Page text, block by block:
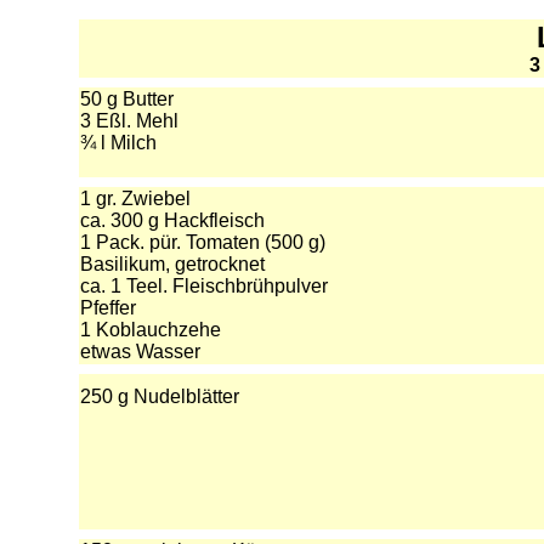
3
50 g Butter
3 Eßl. Mehl
¾ l Milch
1 gr. Zwiebel
ca. 300 g Hackfleisch
1 Pack. pür. Tomaten (500 g)
Basilikum, getrocknet
ca. 1 Teel. Fleischbrühpulver
Pfeffer
1 Koblauchzehe
etwas Wasser
250 g Nudelblätter